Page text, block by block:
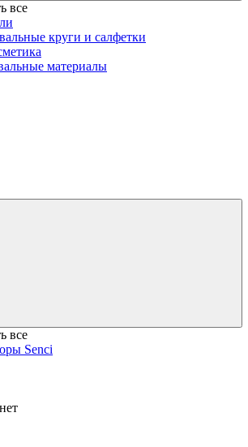
все
круги и салфетки
материалы
все
Senci